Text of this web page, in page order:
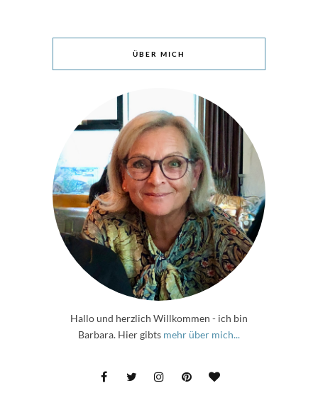
ÜBER MICH
Hallo und herzlich Willkommen - ich bin
Barbara. Hier gibts mehr über mich...